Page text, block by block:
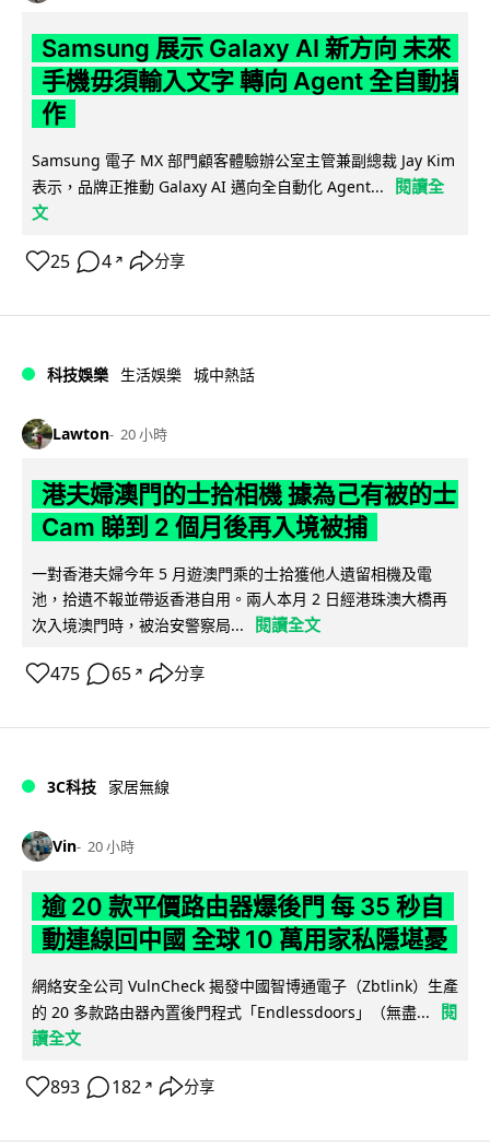
Samsung 展示 Galaxy AI 新方向 未來
手機毋須輸入文字 轉向 Agent 全自動操
作
Samsung 電子 MX 部門顧客體驗辦公室主管兼副總裁 Jay Kim
表示，品牌正推動 Galaxy AI 邁向全自動化 Agent...
閱讀全
文
25 4 ↗ 分享
科技娛樂 生活娛樂 城中熱話
Lawton 20 小時
港夫婦澳門的士拾相機 據為己有被的士
Cam 睇到 2 個月後再入境被捕
一對香港夫婦今年 5 月遊澳門乘的士拾獲他人遺留相機及電
池，拾遺不報並帶返香港自用。兩人本月 2 日經港珠澳大橋再
次入境澳門時，被治安警察局...
閱讀全文
475 65 ↗ 分享
3C科技 家居無線
Vin 20 小時
逾 20 款平價路由器爆後門 每 35 秒自
動連線回中國 全球 10 萬用家私隱堪憂
網絡安全公司 VulnCheck 揭發中國智博通電子（Zbtlink）生產
的 20 多款路由器內置後門程式「Endlessdoors」（無盡...
閱
讀全文
893 182 ↗ 分享